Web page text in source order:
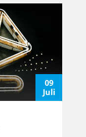
09
Juli